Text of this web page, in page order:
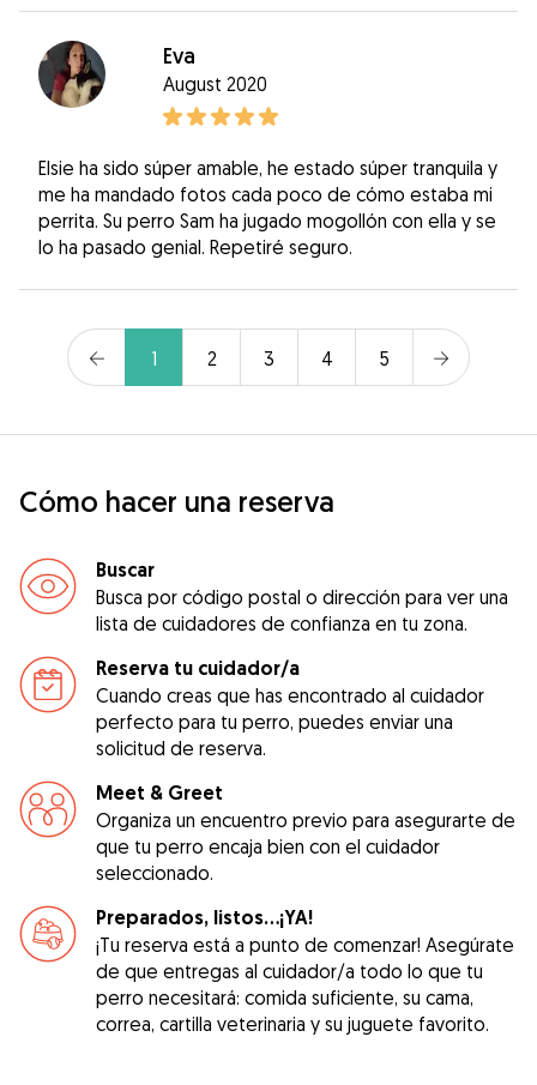
Eva
August 2020
Elsie ha sido súper amable, he estado súper tranquila y
me ha mandado fotos cada poco de cómo estaba mi
perrita. Su perro Sam ha jugado mogollón con ella y se
lo ha pasado genial. Repetiré seguro.
1 2 3 4 5
Cómo hacer una reserva
Buscar
Busca por código postal o dirección para ver una
lista de cuidadores de confianza en tu zona.
Reserva tu cuidador/a
Cuando creas que has encontrado al cuidador
perfecto para tu perro, puedes enviar una
solicitud de reserva.
Meet & Greet
Organiza un encuentro previo para asegurarte de
que tu perro encaja bien con el cuidador
seleccionado.
Preparados, listos...¡YA!
¡Tu reserva está a punto de comenzar! Asegúrate
de que entregas al cuidador/a todo lo que tu
perro necesitará: comida suficiente, su cama,
correa, cartilla veterinaria y su juguete favorito.